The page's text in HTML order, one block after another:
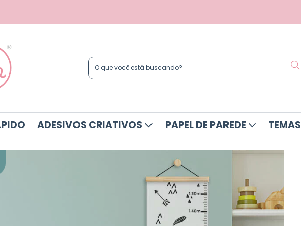
ADESIVOS CRIATIVOS PAPEL DE PAREDE TEMAS